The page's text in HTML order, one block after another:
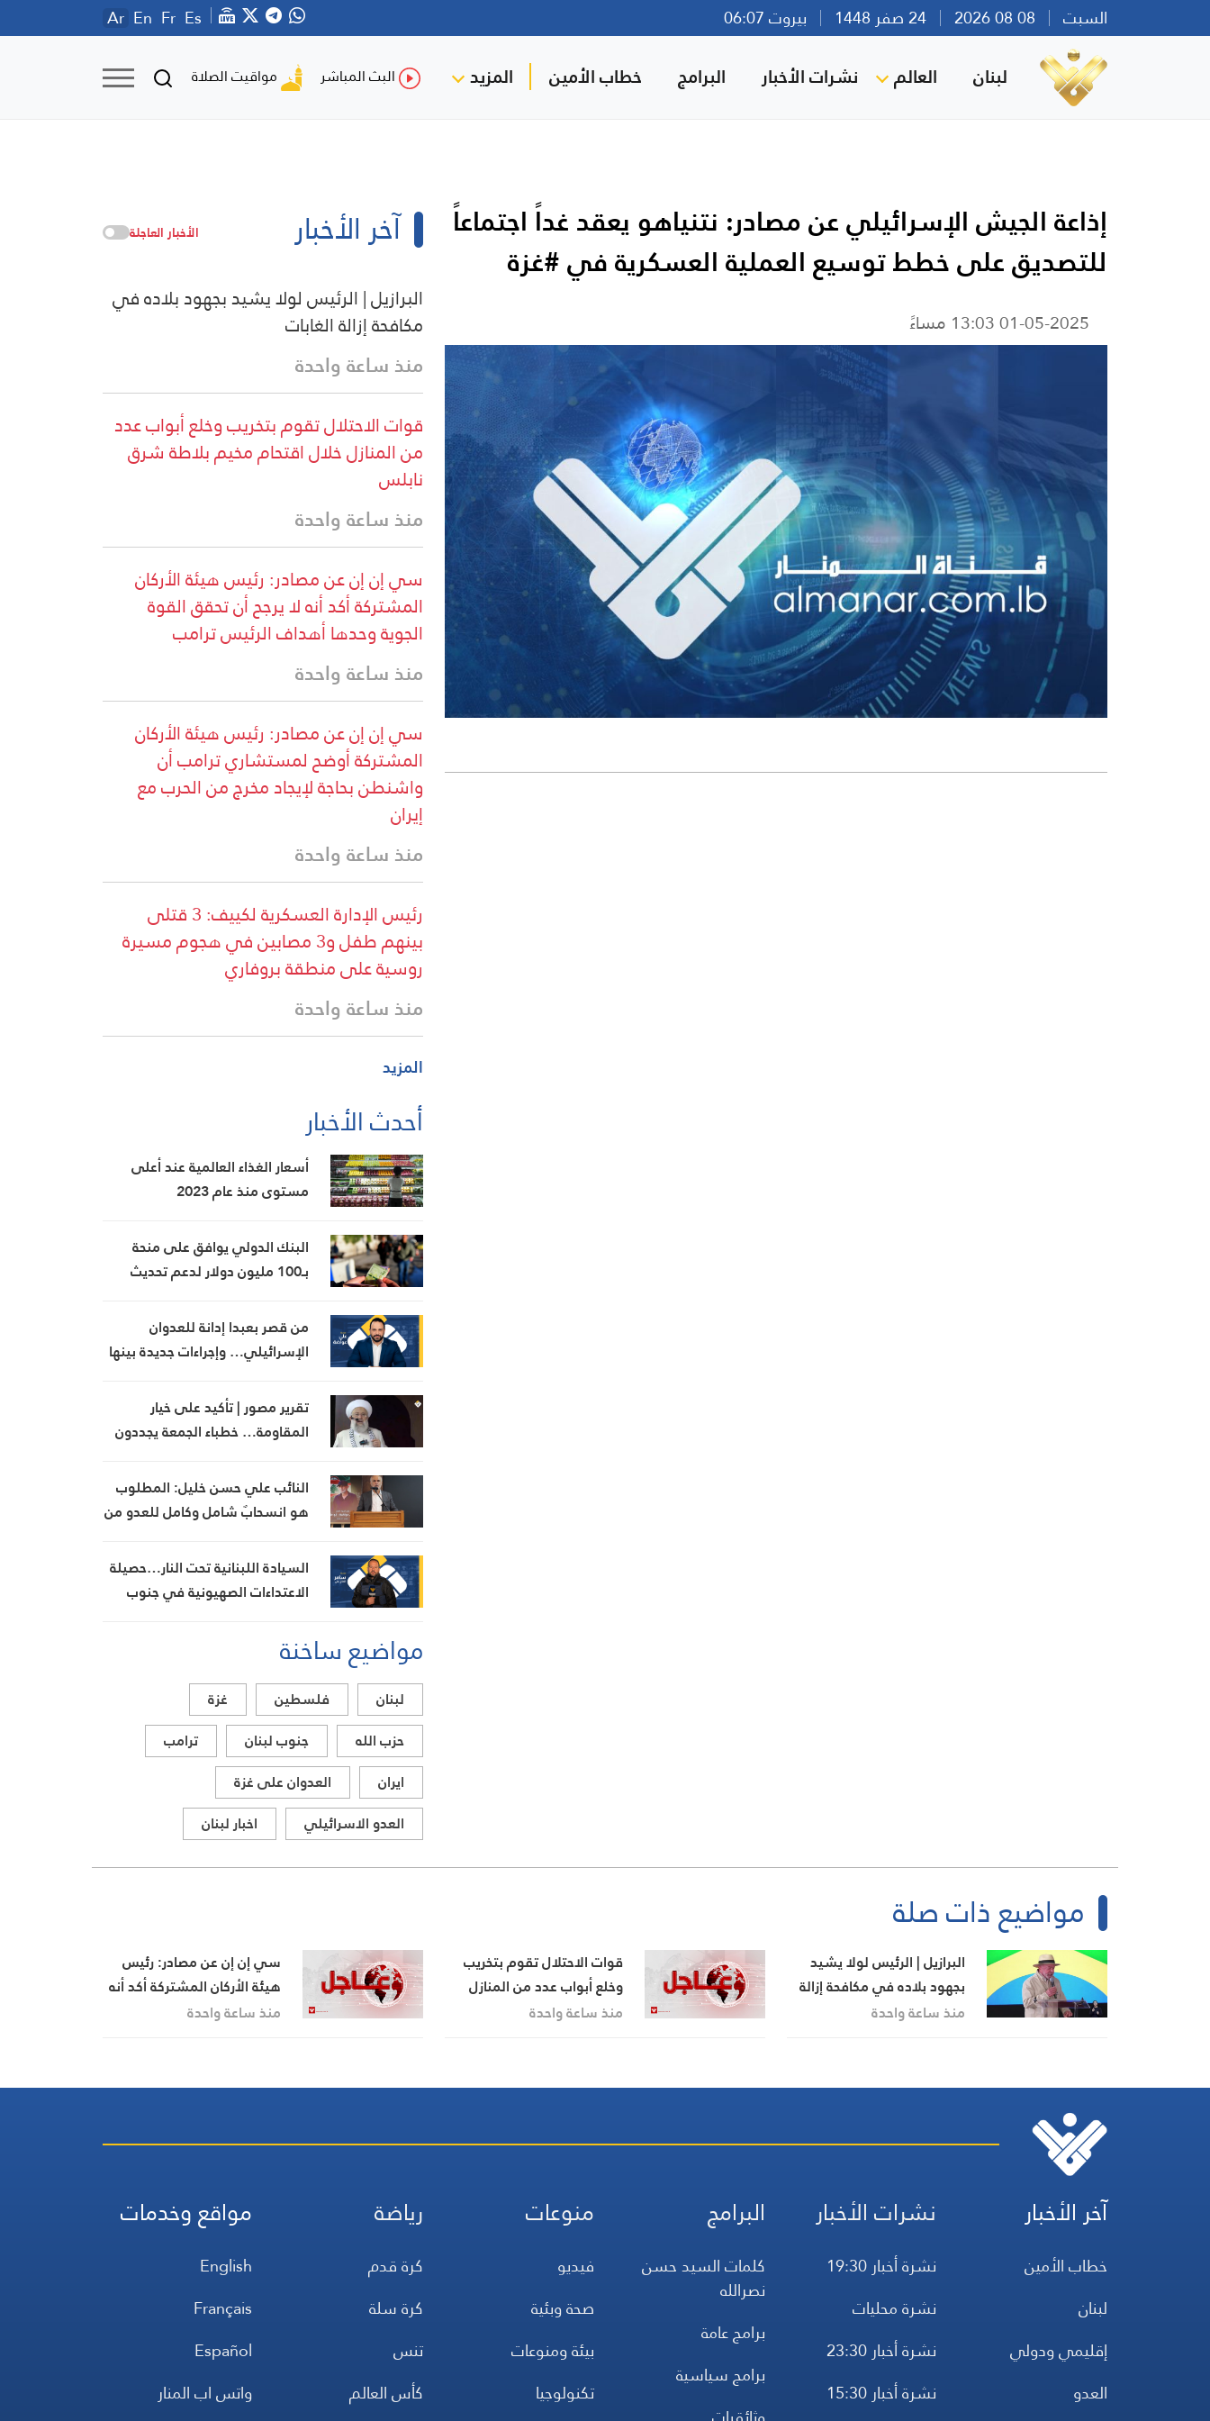
السبت بيروت 06:07 Ar En Fr Es
لبنان العالم نشرات الأخبار البرامج خطاب الأمين المزيد البث المباشر مواقيت الصلاة
إذاعة الجيش الإسرائيلي عن مصادر: نتنياهو يعقد غداً اجتماعاً
للتصديق على خطط توسيع العملية العسكرية في #غزة
01-05-2025 13:03 مساءً
آخر الأخبار الأخبار العاجلة
البرازيل | الرئيس لولا يشيد بجهود بلاده في
مكافحة إزالة الغابات
منذ ساعة واحدة
قوات الاحتلال تقوم بتخريب وخلع أبواب عدد
من المنازل خلال اقتحام مخيم بلاطة شرق
نابلس
منذ ساعة واحدة
سي إن إن عن مصادر: رئيس هيئة الأركان
المشتركة أكد أنه لا يرجح أن تحقق القوة
الجوية وحدها أهداف الرئيس ترامب
منذ ساعة واحدة
سي إن إن عن مصادر: رئيس هيئة الأركان
المشتركة أوضح لمستشاري ترامب أن
واشنطن بحاجة لإيجاد مخرج من الحرب مع
إيران
منذ ساعة واحدة
رئيس الإدارة العسكرية لكييف: 3 قتلى
بينهم طفل و3 مصابين في هجوم مسيرة
روسية على منطقة بروفاري
منذ ساعة واحدة
المزيد
أحدث الأخبار
أسعار الغذاء العالمية عند أعلى
مستوى منذ عام 2023
البنك الدولي يوافق على منحة
بـ100 مليون دولار لدعم تحديث
من قصر بعبدا إدانة للعدوان
الإسرائيلي… وإجراءات جديدة بينها
تقرير مصور | تأكيد على خيار
المقاومة… خطباء الجمعة يجددون
النائب علي حسن خليل: المطلوب
هو انسحابٌ شامل وكامل للعدو من
السيادة اللبنانية تحت النار…حصيلة
الاعتداءات الصهيونية في جنوب
مواضيع ساخنة
لبنان فلسطين
غزة
حزب الله
جنوب لبنان
ترامب
ايران
العدوان على غزة
العدو الاسرائيلي
اخبار لبنان
مواضيع ذات صلة
البرازيل | الرئيس لولا يشيد
بجهود بلاده في مكافحة إزالة
الغابات
منذ ساعة واحدة
قوات الاحتلال تقوم بتخريب
وخلع أبواب عدد من المنازل
خلال اقتحام مخيم بلاطة شرق
منذ ساعة واحدة
سي إن إن عن مصادر: رئيس
هيئة الأركان المشتركة أكد أنه
لا يرجح أن تحقق القوة الجوية
منذ ساعة واحدة
آخر الأخبار
خطاب الأمين
لبنان
إقليمي ودولي
العدو
نشرات الأخبار
نشرة أخبار 19:30
نشرة محليات
نشرة أخبار 23:30
نشرة أخبار 15:30
البرامج
كلمات السيد حسن
نصرالله
برامج عامة
برامج سياسية
منوعات
فيديو
صحة وبئية
بيئة ومنوعات
تكنولوجيا
رياضة
كرة قدم
كرة سلة
تنس
كأس العالم
مواقع وخدمات
English
Français
Español
واتس اب المنار